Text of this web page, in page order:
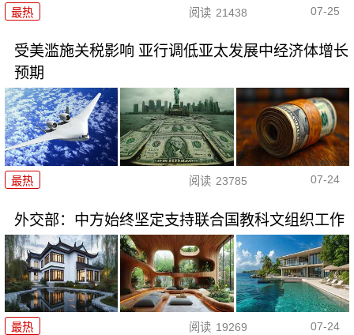
最热 阅读 21438 07-25
受美滥施关税影响 亚行调低亚太发展中经济体增长
预期
最热 阅读 23785 07-24
外交部：中方始终坚定支持联合国教科文组织工作
最热 阅读 19269 07-24